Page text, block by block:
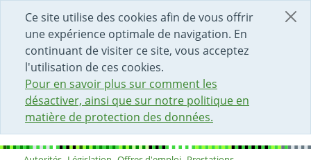
Ce site utilise des cookies afin de vous offrir
une expérience optimale de navigation. En
continuant de visiter ce site, vous acceptez
l'utilisation de ces cookies.
Pour en savoir plus sur comment les
désactiver, ainsi que sur notre politique en
matière de protection des données.
DÉBUT DU CONTENU DE LA PAGE
ACCÈS AU CHAMP DE RECHERCHE
PAGE D'ACCUEIL
FORMULAIRE DE CONTACT